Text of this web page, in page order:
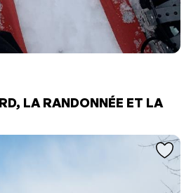
LA RANDONNÉE ET LA
à vos favoris
favoris